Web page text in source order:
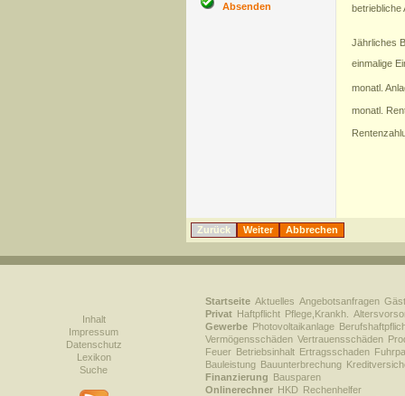
Absenden
betriebliche
Jährliches
einmalige
monatl.
monatl.
Zurück
Inhalt
Impressum
Datenschutz
Lexikon
Suche
Startseite Aktuelles Angebotsanfragen
Privat Haftpflicht Pflege,Krankh.
Gewerbe Photovoltaikanlage
Vermögensschäden Vertrauensschäden
Feuer Betriebsinhalt Ertragsschaden
Bauleistung Bauunterbrechung
Finanzierung Bausparen
Onlinerechner HKD Rechenhelfer